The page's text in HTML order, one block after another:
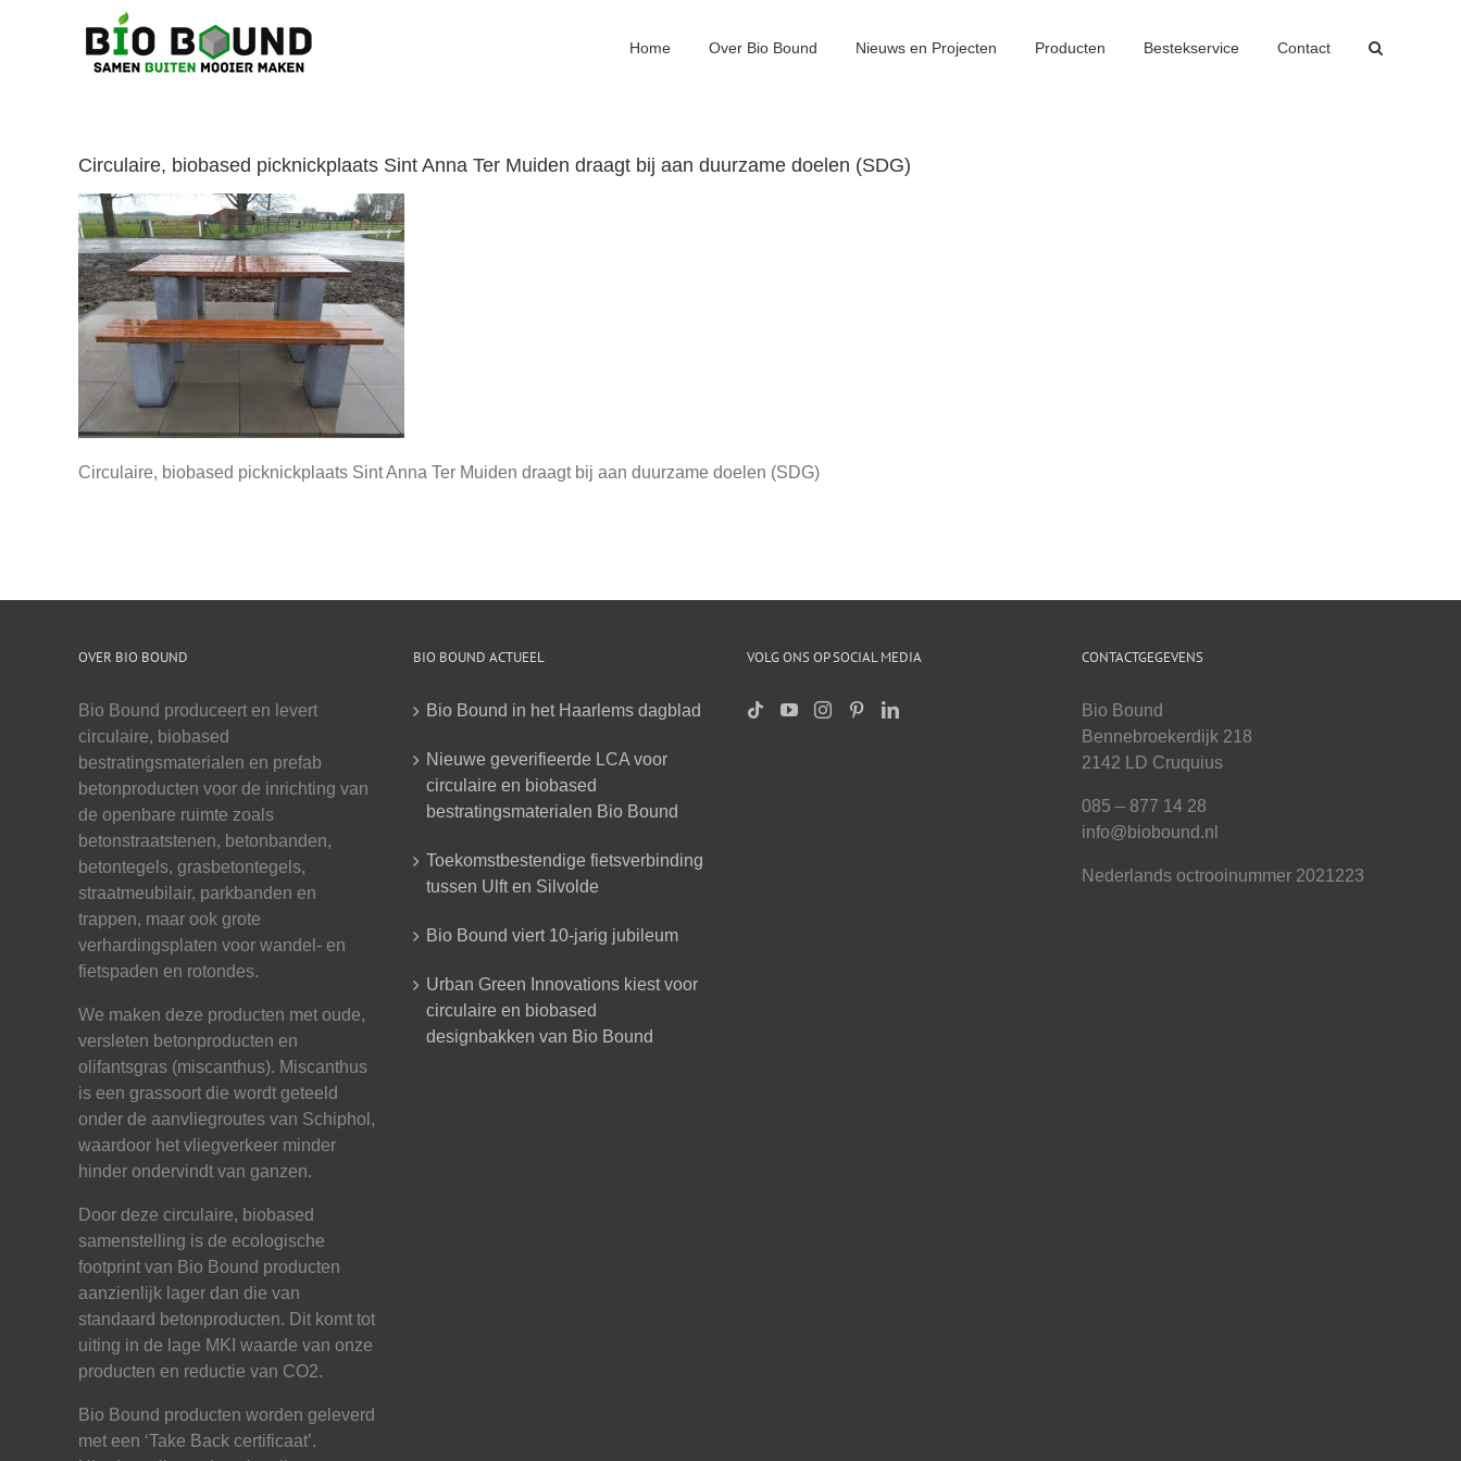
Home Over Bio Bound Nieuws en Projecten Producten Bestekservice Contact
Circulaire, biobased picknickplaats Sint Anna Ter Muiden draagt bij aan duurzame doelen (SDG)
Circulaire, biobased picknickplaats Sint Anna Ter Muiden draagt bij aan duurzame doelen (SDG)
OVER BIO BOUND
Bio Bound produceert en levert
circulaire, biobased
bestratingsmaterialen en prefab
betonproducten voor de inrichting van
de openbare ruimte zoals
betonstraatstenen, betonbanden,
betontegels, grasbetontegels,
straatmeubilair, parkbanden en
trappen, maar ook grote
verhardingsplaten voor wandel- en
fietspaden en rotondes.
We maken deze producten met oude,
versleten betonproducten en
olifantsgras (miscanthus). Miscanthus
is een grassoort die wordt geteeld
onder de aanvliegroutes van Schiphol,
waardoor het vliegverkeer minder
hinder ondervindt van ganzen.
Door deze circulaire, biobased
samenstelling is de ecologische
footprint van Bio Bound producten
aanzienlijk lager dan die van
standaard betonproducten. Dit komt tot
uiting in de lage MKI waarde van onze
producten en reductie van CO2.
Bio Bound producten worden geleverd
met een ‘Take Back certificaat’.
BIO BOUND ACTUEEL
Bio Bound in het Haarlems dagblad
Nieuwe geverifieerde LCA voor
circulaire en biobased
bestratingsmaterialen Bio Bound
Toekomstbestendige fietsverbinding
tussen Ulft en Silvolde
Bio Bound viert 10-jarig jubileum
Urban Green Innovations kiest voor
circulaire en biobased
designbakken van Bio Bound
VOLG ONS OP SOCIAL MEDIA CONTACTGEGEVENS
Bio Bound
Bennebroekerdijk 218
2142 LD Cruquius
085 – 877 14 28
info@biobound.nl
Nederlands octrooinummer 2021223